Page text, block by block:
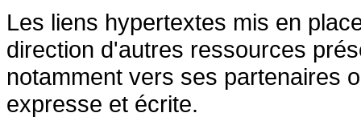
Les liens hypertextes mis en
direction d'autres ressources
notamment vers ses partenaires
expresse et écrite.